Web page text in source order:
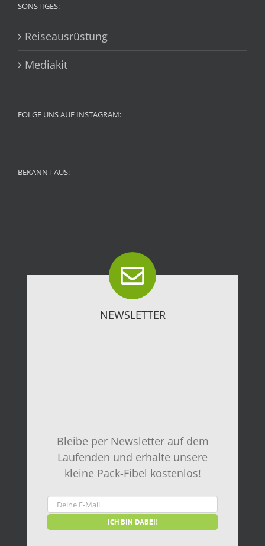
SONSTIGES:
Reiseausrüstung
Mediakit
FOLGE UNS AUF INSTAGRAM:
BEKANNT AUS:
NEWSLETTER
Bleibe per Newsletter auf dem
Laufenden und erhalte unsere
kleine Pack-Fibel kostenlos!